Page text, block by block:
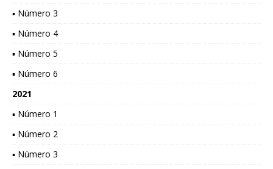
▪ Número 3
▪ Número 4
▪ Número 5
▪ Número 6
2021
▪ Número 1
▪ Número 2
▪ Número 3